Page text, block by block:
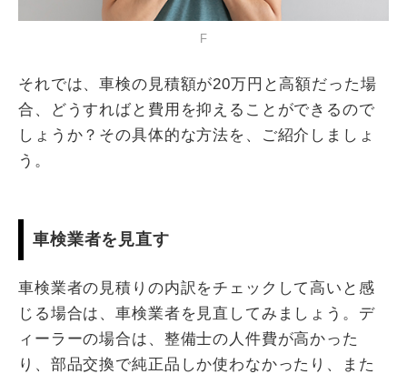
F
それでは、車検の見積額が20万円と高額だった場
合、どうすればと費用を抑えることができるので
しょうか？その具体的な方法を、ご紹介しましょ
う。
車検業者を見直す
車検業者の見積りの内訳をチェックして高いと感
じる場合は、車検業者を見直してみましょう。デ
ィーラーの場合は、整備士の人件費が高かった
り、部品交換で純正品しか使わなかったり、また